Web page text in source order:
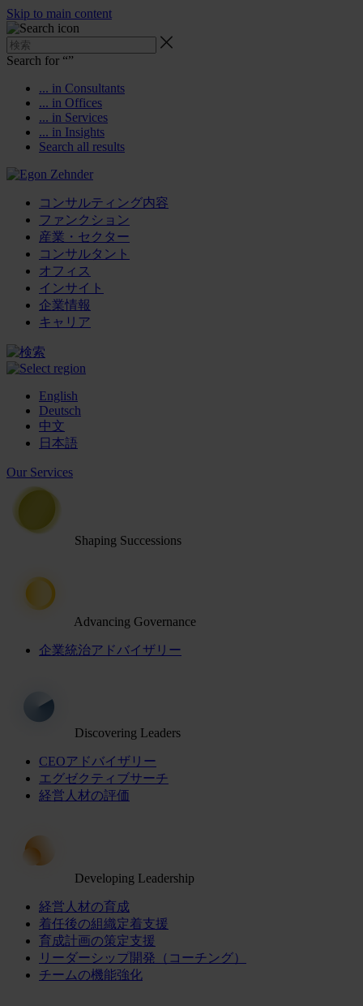
Skip to main content
Search for “”
... in Consultants
... in Offices
... in Services
... in Insights
Search all results
コンサルティング内容
ファンクション
産業・セクター
コンサルタント
オフィス
インサイト
企業情報
キャリア
English
Deutsch
中文
日本語
Our Services
Shaping Successions
Advancing Governance
企業統治アドバイザリー
Discovering Leaders
CEOアドバイザリー
エグゼクティブサーチ
経営人材の評価
Developing Leadership
経営人材の育成
着任後の組織定着支援
育成計画の策定支援
リーダーシップ開発（コーチング）
チームの機能強化